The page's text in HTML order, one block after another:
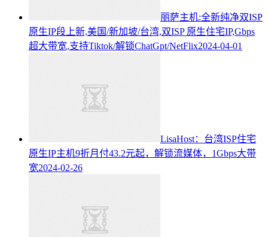
丽萨主机:全新纯净双ISP
原生IP段上新,美国/新加坡/台湾,双ISP 原生住宅IP,Gbps
超大带宽,支持Tiktok/解锁ChatGpt/NetFlix2024-04-01
LisaHost：台湾ISP住宅
原生IP主机9折月付43.2元起，解锁流媒体，1Gbps大带
宽2024-02-26